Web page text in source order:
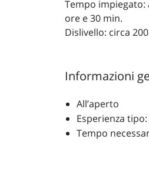
Tempo impiegato:
ore e 30 min.
Dislivello: circa
Informazioni
All’aperto
Esperienza
Tempo